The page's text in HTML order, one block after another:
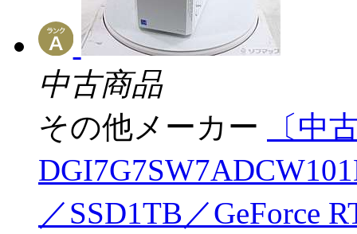
中古商品
その他メーカー
〔中
／SSD1TB／GeForce